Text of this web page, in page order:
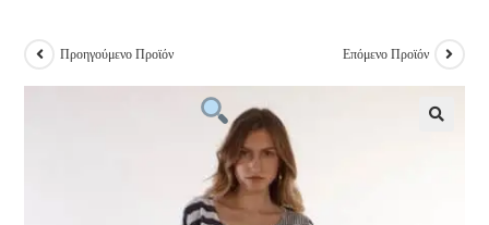
Προηγούμενο Προϊόν Επόμενο Προϊόν